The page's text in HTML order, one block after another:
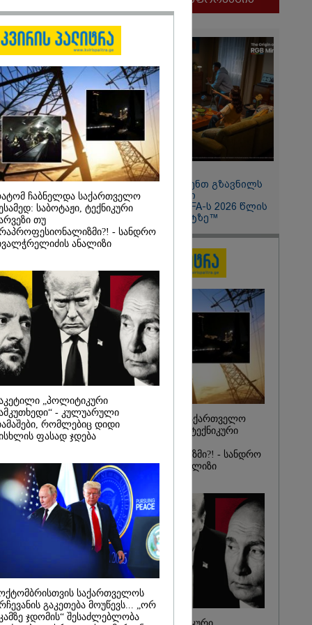
-
და
მათ
-
მიგრანტი,
ორსული
ჩადენილი
5-ჯერ
მათ
არ
- ქეთა
11:13 / 05-08-2026
Hisense წარმოგიდგენთ გზავნილს
"ინოვაციები უკეთესი
ცხოვრებისათვის" FIFA-ს 2026 წლის
მსოფლიო ჩემპიონატზე™
რატომ ჩაბნელდა საქართველო
მესამედ: საბოტაჟი, ტექნიკური
არაპროფესიონალიზმი?! - სანდრო
თვალჭრელიძის ანალიზი
ჩაბნელდა საქართველო
საბოტაჟი, ტექნიკური
თუ
- სანდრო
ანალიზი
„პოლიტიკური
- კულუარული
რომლებიც დიდი
ფასად ჯდება
საქართველოს
გაკეთება მოუწევს... „ორ
ჯდომის“ შესაძლებლობა